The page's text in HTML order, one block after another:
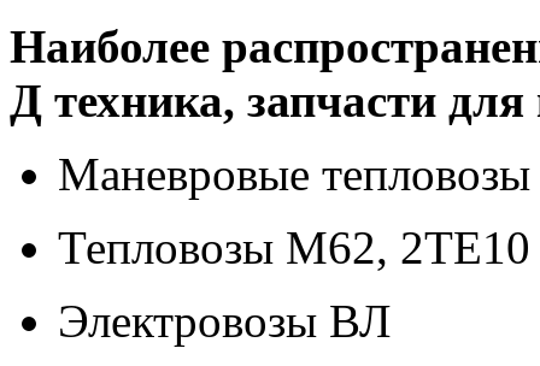
Наиболее
Д техника, запчасти
Маневровые
Тепловозы М62, 2ТЕ10
Электровозы ВЛ